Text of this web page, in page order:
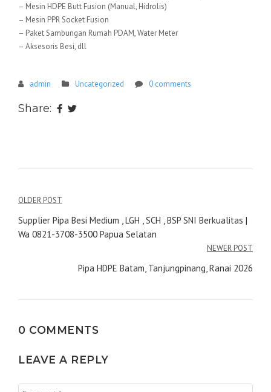
– Mesin HDPE Butt Fusion (Manual, Hidrolis)
– Mesin PPR Socket Fusion
– Paket Sambungan Rumah PDAM, Water Meter
– Aksesoris Besi, dll
admin Uncategorized 0 comments
Share:
Navigasi
pos
OLDER POST
Supplier Pipa Besi Medium , LGH , SCH , BSP SNI Berkualitas |
Wa 0821-3708-3500 Papua Selatan
NEWER POST
Pipa HDPE Batam, Tanjungpinang, Ranai 2026
0 COMMENTS
LEAVE A REPLY